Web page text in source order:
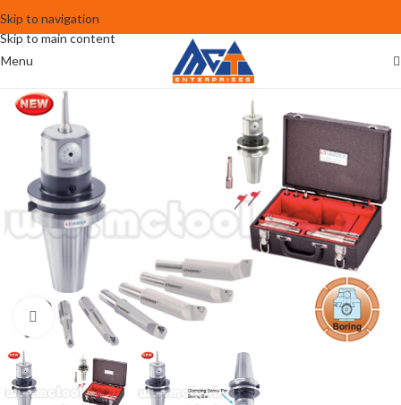
Skip to navigation
Skip to main content
Menu
Click to enlarge